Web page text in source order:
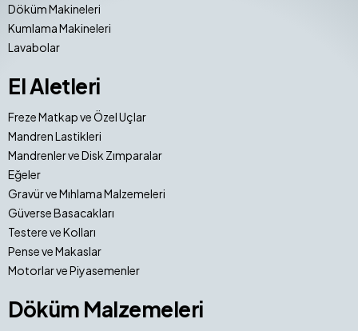
Döküm Makineleri
Kumlama Makineleri
Lavabolar
El Aletleri
Freze Matkap ve Özel Uçlar
Mandren Lastikleri
Mandrenler ve Disk Zımparalar
Eğeler
Gravür ve Mıhlama Malzemeleri
Güverse Basacakları
Testere ve Kolları
Pense ve Makaslar
Motorlar ve Piyasemenler
Döküm Malzemeleri